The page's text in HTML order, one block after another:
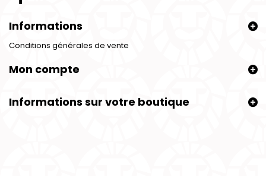
Informations
Conditions générales de vente
Mon compte
Informations sur votre boutique